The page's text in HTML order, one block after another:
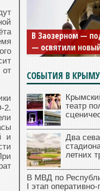
2.
и
В Заозерном —
— освятили
СОБЫТИЯ В КРЫМУ
театр
Два
летних
В МВД по
I этап